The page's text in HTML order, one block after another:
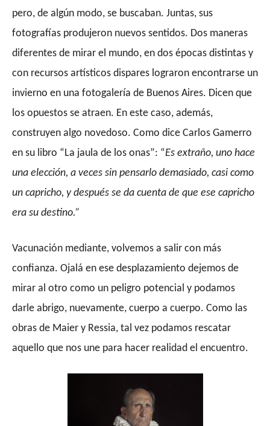
pero, de algún modo, se buscaban. Juntas, sus
fotografías produjeron nuevos sentidos. Dos maneras
diferentes de mirar el mundo, en dos épocas distintas y
con recursos artísticos dispares lograron encontrarse un
invierno en una fotogalería de Buenos Aires. Dicen que
los opuestos se atraen. En este caso, además,
construyen algo novedoso. Como dice Carlos Gamerro
en su libro “La jaula de los onas”: “Es extraño, uno hace
una elección, a veces sin pensarlo demasiado, casi como
un capricho, y después se da cuenta de que ese capricho
era su destino.”
Vacunación mediante, volvemos a salir con más
confianza. Ojalá en ese desplazamiento dejemos de
mirar al otro como un peligro potencial y podamos
darle abrigo, nuevamente, cuerpo a cuerpo. Como las
obras de Maier y Ressia, tal vez podamos rescatar
aquello que nos une para hacer realidad el encuentro.